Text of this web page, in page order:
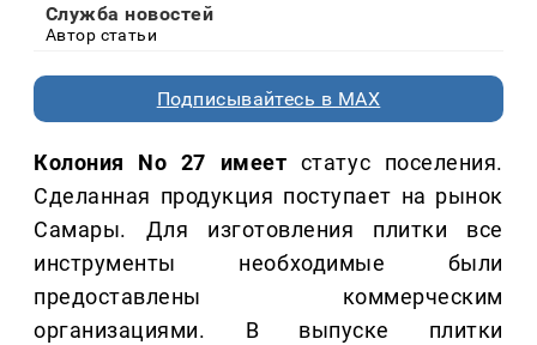
Служба новостей
Автор статьи
Подписывайтесь в MAX
Колония No 27 имеет статус поселения.
Сделанная продукция поступает на рынок
Самары. Для изготовления плитки все
инструменты необходимые были
предоставлены коммерческим
организациями. В выпуске плитки